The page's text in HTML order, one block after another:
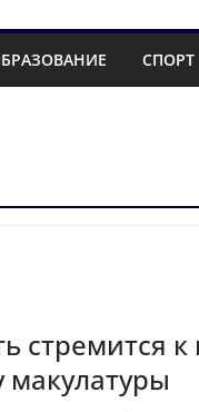
СПОРТ
стремится
макулатуры